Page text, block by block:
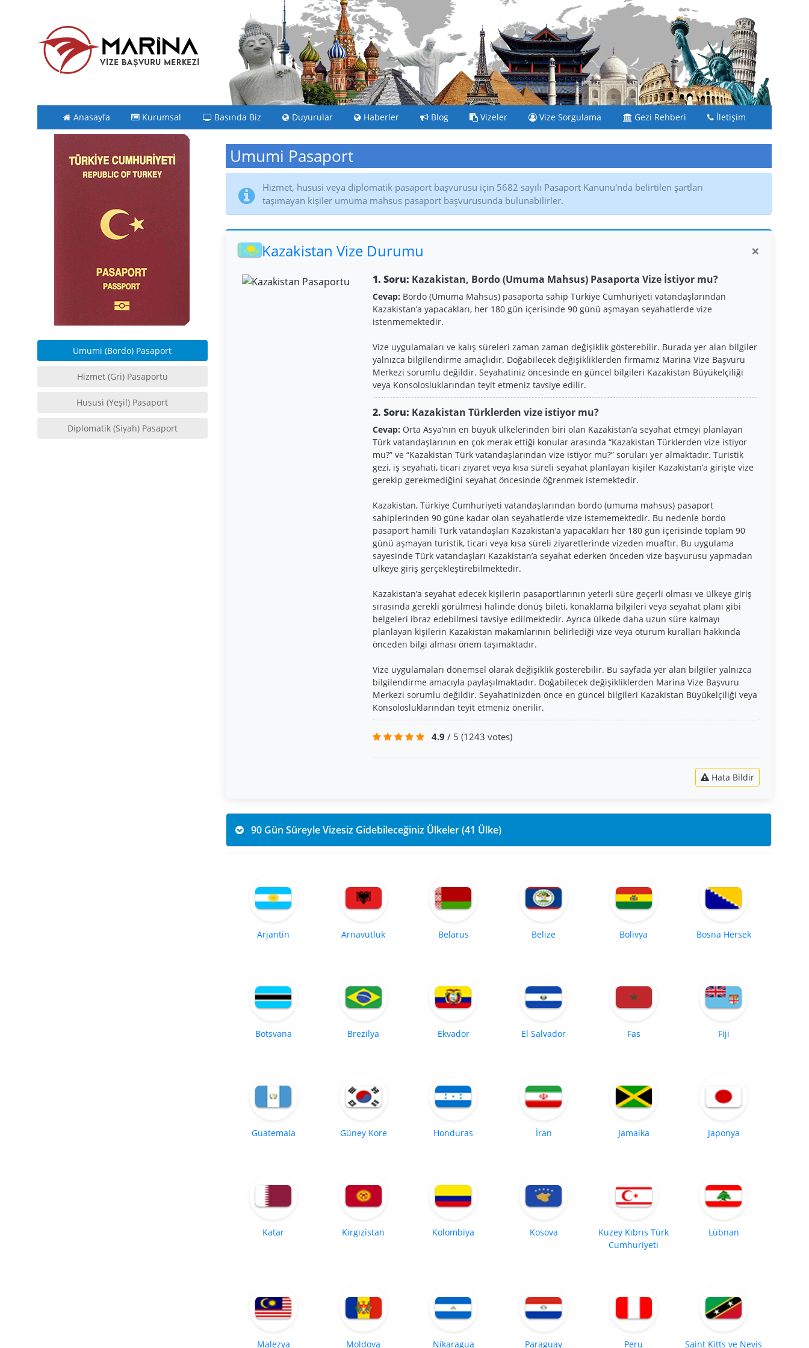
Anasayfa Kurumsal Basında Biz Duyurular Haberler Blog Vizeler Vize Sorgulama Gezi Rehberi İletişim
Umumi (Bordo) Pasaport
Hizmet (Gri) Pasaportu
Hususi (Yeşil) Pasaport
Diplomatik (Siyah) Pasaport
Umumi Pasaport
Hizmet, hususi veya diplomatik pasaport başvurusu için 5682 sayılı Pasaport Kanunu'nda belirtilen şartları
taşımayan kişiler umuma mahsus pasaport başvurusunda bulunabilirler.
Kazakistan Vize Durumu ×
1. Soru: Kazakistan, Bordo (Umuma Mahsus) Pasaporta Vize İstiyor mu?
Cevap: Bordo (Umuma Mahsus) pasaporta sahip Türkiye Cumhuriyeti vatandaşlarından
Kazakistan’a yapacakları, her 180 gün içerisinde 90 günü aşmayan seyahatlerde vize
istenmemektedir.
Vize uygulamaları ve kalış süreleri zaman zaman değişiklik gösterebilir. Burada yer alan bilgiler
yalnızca bilgilendirme amaçlıdır. Doğabilecek değişikliklerden firmamız Marina Vize Başvuru
Merkezi sorumlu değildir. Seyahatiniz öncesinde en güncel bilgileri Kazakistan Büyükelçiliği
veya Konsolosluklarından teyit etmeniz tavsiye edilir.
2. Soru: Kazakistan Türklerden vize istiyor mu?
Cevap: Orta Asya’nın en büyük ülkelerinden biri olan Kazakistan’a seyahat etmeyi planlayan
Türk vatandaşlarının en çok merak ettiği konular arasında “Kazakistan Türklerden vize istiyor
mu?” ve “Kazakistan Türk vatandaşlarından vize istiyor mu?” soruları yer almaktadır. Turistik
gezi, iş seyahati, ticari ziyaret veya kısa süreli seyahat planlayan kişiler Kazakistan’a girişte vize
gerekip gerekmediğini seyahat öncesinde öğrenmek istemektedir.
Kazakistan, Türkiye Cumhuriyeti vatandaşlarından bordo (umuma mahsus) pasaport
sahiplerinden 90 güne kadar olan seyahatlerde vize istememektedir. Bu nedenle bordo
pasaport hamili Türk vatandaşları Kazakistan’a yapacakları her 180 gün içerisinde toplam 90
günü aşmayan turistik, ticari veya kısa süreli ziyaretlerinde vizeden muaftır. Bu uygulama
sayesinde Türk vatandaşları Kazakistan’a seyahat ederken önceden vize başvurusu yapmadan
ülkeye giriş gerçekleştirebilmektedir.
Kazakistan’a seyahat edecek kişilerin pasaportlarının yeterli süre geçerli olması ve ülkeye giriş
sırasında gerekli görülmesi halinde dönüş bileti, konaklama bilgileri veya seyahat planı gibi
belgeleri ibraz edebilmesi tavsiye edilmektedir. Ayrıca ülkede daha uzun süre kalmayı
planlayan kişilerin Kazakistan makamlarının belirlediği vize veya oturum kuralları hakkında
önceden bilgi alması önem taşımaktadır.
Vize uygulamaları dönemsel olarak değişiklik gösterebilir. Bu sayfada yer alan bilgiler yalnızca
bilgilendirme amacıyla paylaşılmaktadır. Doğabilecek değişikliklerden Marina Vize Başvuru
Merkezi sorumlu değildir. Seyahatinizden önce en güncel bilgileri Kazakistan Büyükelçiliği veya
Konsolosluklarından teyit etmeniz önerilir.
4.9 / 5 (1243 votes)
Hata Bildir
90 Gün Süreyle Vizesiz Gidebileceğiniz Ülkeler (41 Ülke)
Arjantin Arnavutluk Belarus Belize Bolivya Bosna Hersek
Botsvana Brezilya Ekvador El Salvador Fas Fiji
Guatemala Güney Kore Honduras İran Jamaika Japonya
Katar Kırgızistan Kolombiya Kosova
Kuzey Kıbrıs Türk
Cumhuriyeti
Lübnan
Malezya Moldova Nikaragua Paraguay Peru Saint Kitts ve Nevis